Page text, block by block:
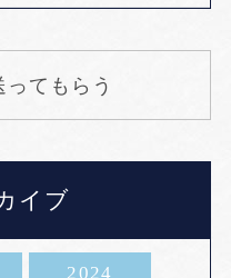
てもらう
イブ
2024